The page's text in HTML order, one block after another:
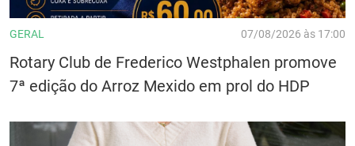
GERAL 07/08/2026 às 17:00
Rotary Club de Frederico Westphalen promove
7ª edição do Arroz Mexido em prol do HDP